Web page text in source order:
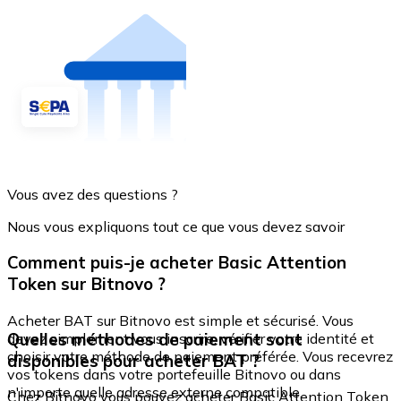
Vous avez des questions ?
Nous vous expliquons tout ce que vous devez savoir
Comment puis-je acheter Basic Attention
Token sur Bitnovo ?
Acheter BAT sur Bitnovo est simple et sécurisé. Vous
devez simplement vous inscrire, vérifier votre identité et
choisir votre méthode de paiement préférée. Vous recevrez
vos tokens dans votre portefeuille Bitnovo ou dans
n'importe quelle adresse externe compatible.
Quelles méthodes de paiement sont
disponibles pour acheter BAT ?
Chez Bitnovo vous pouvez acheter Basic Attention Token